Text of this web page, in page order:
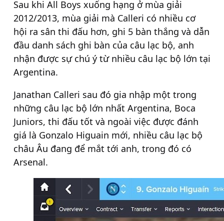
Sau khi All Boys xuống hạng ở mùa giải
2012/2013, mùa giải mà Calleri có nhiều cơ
hội ra sân thi đấu hơn, ghi 5 bàn thắng và dẫn
đầu danh sách ghi bàn của câu lạc bộ, anh
nhận được sự chú ý từ nhiều câu lạc bộ lớn tại
Argentina.
Janathan Calleri sau đó gia nhập một trong
những câu lạc bộ lớn nhất Argentina, Boca
Juniors, thi đấu tốt và ngoài việc được đánh
giá là Gonzalo Higuain mới, nhiều câu lạc bộ
châu Âu đang để mắt tới anh, trong đó có
Arsenal.